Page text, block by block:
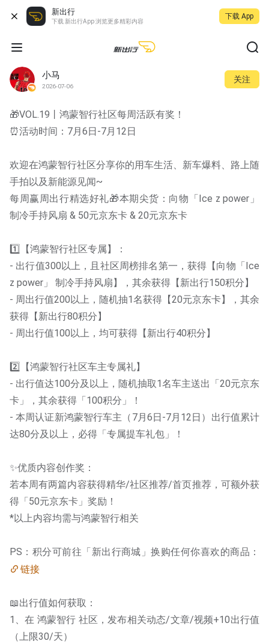
新出行
下载 新出行App 浏览更多精彩内容
下载 App
小马
2026-07-06
关注
🎁VOL.19丨鸿蒙智行社区每周活跃有奖！
⏰活动时间：7月6日-7月12日
欢迎在鸿蒙智行社区分享你的用车生活、新车爆料、路上随
手拍以及新能源见闻~
每周赢周出行精选好礼🎁本期尖货：向物「Ice z power」
制冷手持风扇 & 50元京东卡 & 20元京东卡
1️⃣【鸿蒙智行社区专属】：
- 出行值300以上，且社区周榜排名第一，获得【向物「Ice
z power」 制冷手持风扇】，其余获得【新出行150积分】
- 周出行值200以上，随机抽1名获得【20元京东卡】，其余
获得【新出行80积分】
- 周出行值100以上，均可获得【新出行40积分】
2️⃣【鸿蒙智行社区车主专属礼】
- 出行值达100分及以上，随机抽取1名车主送出「20元京东
卡」，其余获得「100积分」！
- 本周认证新鸿蒙智行车主（7月6日-7月12日）出行值累计
达80分及以上，必得「专属提车礼包」！
✨优质内容创作奖：
若本周有两篇内容获得精华/社区推荐/首页推荐，可额外获
得「50元京东卡」奖励！
*以上内容均需与鸿蒙智行相关
PS：积分可前往「新出行商城」换购任何你喜欢的商品：
链接
📖出行值如何获取：
1、在 鸿蒙智行 社区，发布相关动态/文章/视频+10出行值
（上限30/天）